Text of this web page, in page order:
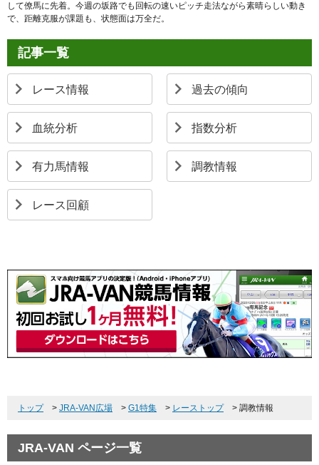
して僚馬に先着。今週の坂路でも回転の速いピッチ走法ながら素晴らしい動き
で、距離克服が課題も、状態面は万全だ。
記事一覧
レース情報 過去の傾向
血統分析 指数分析
有力馬情報 調教情報
レース回顧
トップ> JRA-VAN広場 > G1特集 > レーストップ> 調教情報
JRA-VAN ページ一覧